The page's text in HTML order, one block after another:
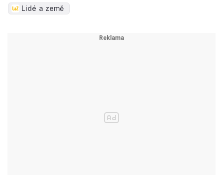
Lidé a země